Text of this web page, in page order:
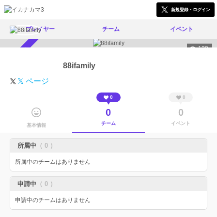
新規登録・ログイン
プレイヤー チーム イベント
129
88ifamily
𝕏 ページ
基本情報
0
0
チーム
0
0
イベント
所属中 （ 0 ）
所属中のチームはありません
申請中 （ 0 ）
申請中のチームはありません